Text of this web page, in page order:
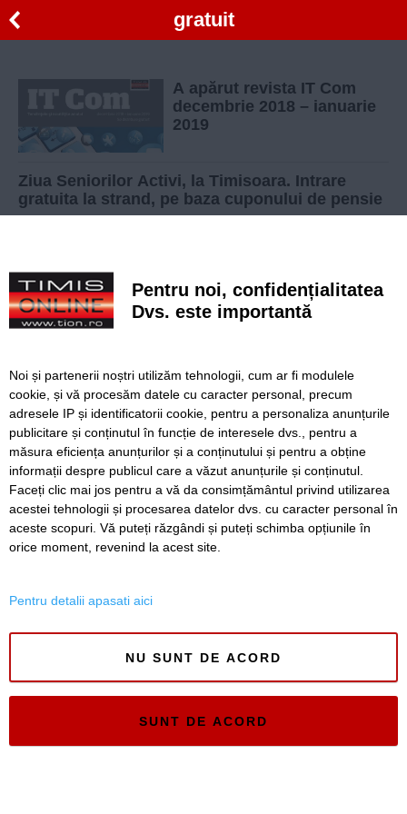
gratuit
A apărut revista IT Com
decembrie 2018 – ianuarie
2019
Ziua Seniorilor Activi, la Timisoara. Intrare
gratuita la strand, pe baza cuponului de pensie
control
Zeci de biciclete gratuite pentru studentii
timisoreni, in cadrul unui proiect de bike-
Noi cursuri gratuite de perfectionare pentru
persoanele din mediul rural
Înapoi Înainte
SERVICII Redactia
Folosinta Cookie-urilor
Termeni si conditii de utilizare
Timiș Online
ISSN 3008-2323
Pentru noi, confidențialitatea
Dvs. este importantă
Noi și partenerii noștri utilizăm tehnologii, cum ar fi modulele
cookie, și vă procesăm datele cu caracter personal, precum
adresele IP și identificatorii cookie, pentru a personaliza anunțurile
publicitare și conținutul în funcție de interesele dvs., pentru a
măsura eficiența anunțurilor și a conținutului și pentru a obține
informații despre publicul care a văzut anunțurile și conținutul.
Faceți clic mai jos pentru a vă da consimțământul privind utilizarea
acestei tehnologii și procesarea datelor dvs. cu caracter personal în
aceste scopuri. Vă puteți răzgândi și puteți schimba opțiunile în
orice moment, revenind la acest site.
Pentru detalii apasati aici
NU SUNT DE ACORD
SUNT DE ACORD